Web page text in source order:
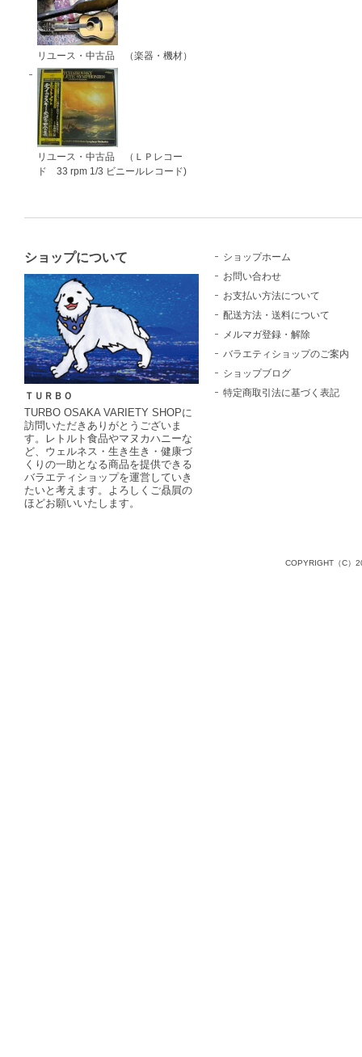
リユース・中古品 （楽器・機材）
リユース・中古品 （ＬＰレコー
ド 33 rpm 1/3 ビニールレコード)
ショップについて
ＴＵＲＢＯ
TURBO OSAKA VARIETY SHOPに
訪問いただきありがとうございま
す。レトルト食品やマヌカハニーな
ど、ウェルネス・生き生き・健康づ
くりの一助となる商品を提供できる
バラエティショップを運営していき
たいと考えます。よろしくご贔屓の
ほどお願いいたします。
ショップホーム
お問い合わせ
お支払い方法について
配送方法・送料について
メルマガ登録・解除
バラエティショップのご案内
ショップブログ
特定商取引法に基づく表記
COPYRIGHT（C）